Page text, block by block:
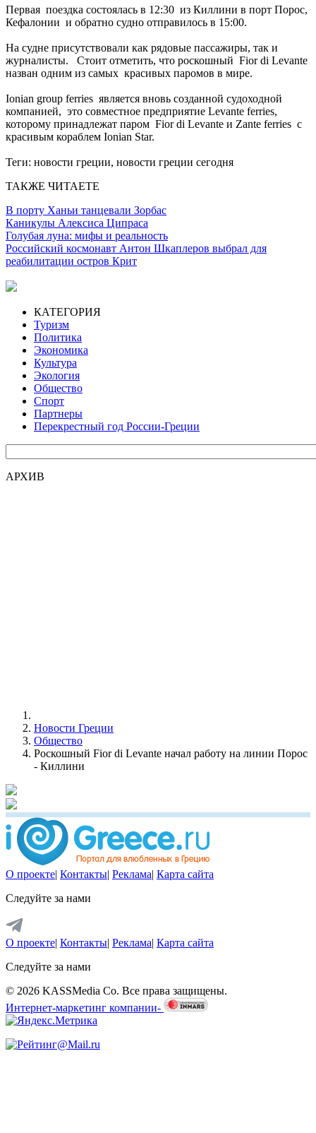
Первая поездка состоялась в 12:30 из Киллини в порт Порос,
Кефалонии и обратно судно отправилось в 15:00.
На судне присутствовали как рядовые пассажиры, так и
журналисты. Стоит отметить, что роскошный Fior di Levante
назван одним из самых красивых паромов в мире.
Ionian group ferries является вновь созданной судоходной
компанией, это совместное предприятие Levante ferries,
которому принадлежат паром Fior di Levante и Zante ferries с
красивым кораблем Ionian Star.
Теги: новости греции, новости греции сегодня
ТАКЖЕ ЧИТАЕТЕ
В порту Ханьи танцевали Зорбас
Каникулы Алексиса Ципраса
Голубая луна: мифы и реальность
Российский космонавт Антон Шкаплеров выбрал для
реабилитации остров Крит
КАТЕГОРИЯ
Туризм
Политика
Экономика
Культура
Экология
Общество
Спорт
Партнеры
Перекрестный год России-Греции
АРХИВ
Новости Греции
Общество
Роскошный Fior di Levante начал работу на линии Порос
- Киллини
О проекте| Контакты| Реклама| Карта сайта
Следуйте за нами
О проекте| Контакты| Реклама| Карта сайта
Следуйте за нами
© 2026 KASSMedia Co. Все права защищены.
Интернет-маркетинг компании-